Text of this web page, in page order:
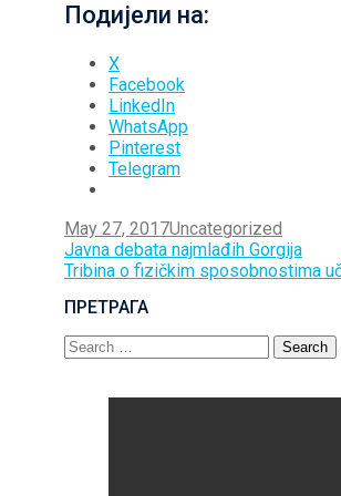
Подијели на:
X
Facebook
LinkedIn
WhatsApp
Pinterest
Telegram
May 27, 2017Uncategorized
Post
navigation
Javna debata najmlađih Gorgija
Tribina o fizičkim sposobnostima
ПРЕТРАГА
Search
for: